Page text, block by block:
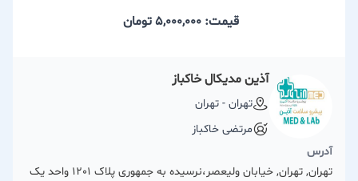
قیمت: 5,000,000
تومان
آذين مديكال خاکباز
تهران - تهران
مرتضی خاکباز
آدرس
تهران, تهران, خیابان ولیعصر،نرسیده به جمهوری پلاک 1201 واحد یک